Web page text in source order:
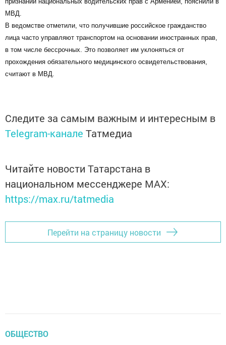
МВД.
В ведомстве отметили, что получившие российское гражданство
лица часто управляют транспортом на основании иностранных прав,
в том числе бессрочных. Это позволяет им уклоняться от
прохождения обязательного медицинского освидетельствования,
считают в МВД.
Следите за самым важным и интересным в
Telegram-канале Татмедиа
Читайте новости Татарстана в
национальном мессенджере MАХ:
https://max.ru/tatmedia
Перейти на страницу новости
ОБЩЕСТВО